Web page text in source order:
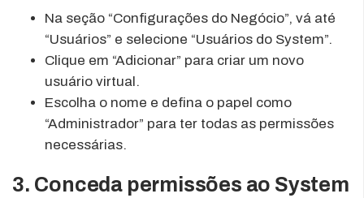
Na seção “Configurações do Negócio”, vá até
“Usuários” e selecione “Usuários do System”.
Clique em “Adicionar” para criar um novo
usuário virtual.
Escolha o nome e defina o papel como
“Administrador” para ter todas as permissões
necessárias.
3. Conceda permissões ao System